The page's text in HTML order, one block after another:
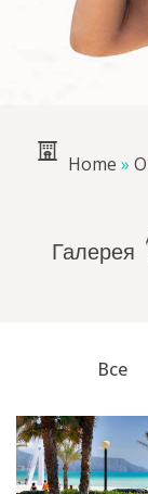
Home »
Все